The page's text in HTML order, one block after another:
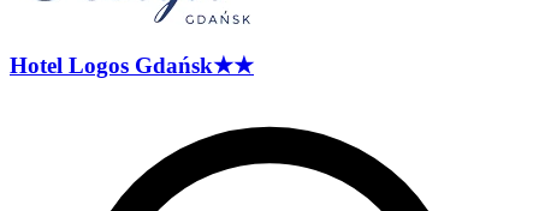
Hotel Logos Gdańsk★★